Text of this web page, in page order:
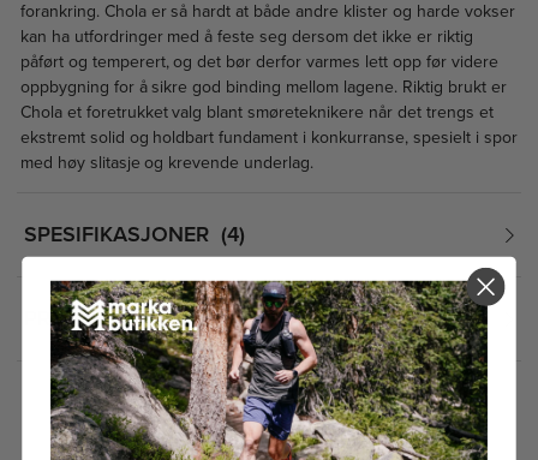
forankring. Chola er så hardt at både andre klister og harde vokser
kan ha utfordringer med å feste seg dersom det ikke er riktig
påført og temperert, og det bør derfor varmes lett opp før videre
oppbygning for å sikre god binding mellom lagene. Riktig brukt er
Chola et foretrukket valg blant smøreteknikere når det trengs et
ekstremt solid og holdbart fundament i konkurranse, spesielt i spor
med høy slitasje og krevende underlag.
SPESIFIKASJONER 4
PRISHISTORIKK
FÅR VI FORESLÅ